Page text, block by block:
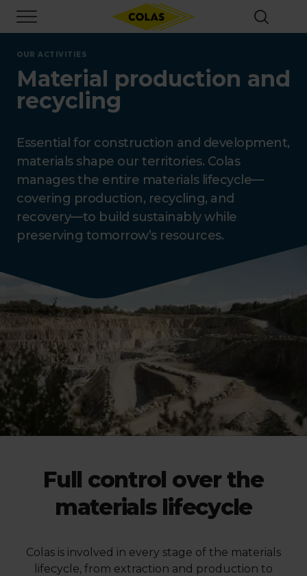
main
content
OUR ACTIVITIES
Material production and
recycling
Essential for construction and development,
materials shape our territories. Colas
manages the entire materials lifecycle—
covering production, recycling, and
recovery—to build sustainably while
preserving tomorrow’s resources.
Full control over the
materials lifecycle
Colas is involved in every stage of the materials
lifecycle, from extraction and production to